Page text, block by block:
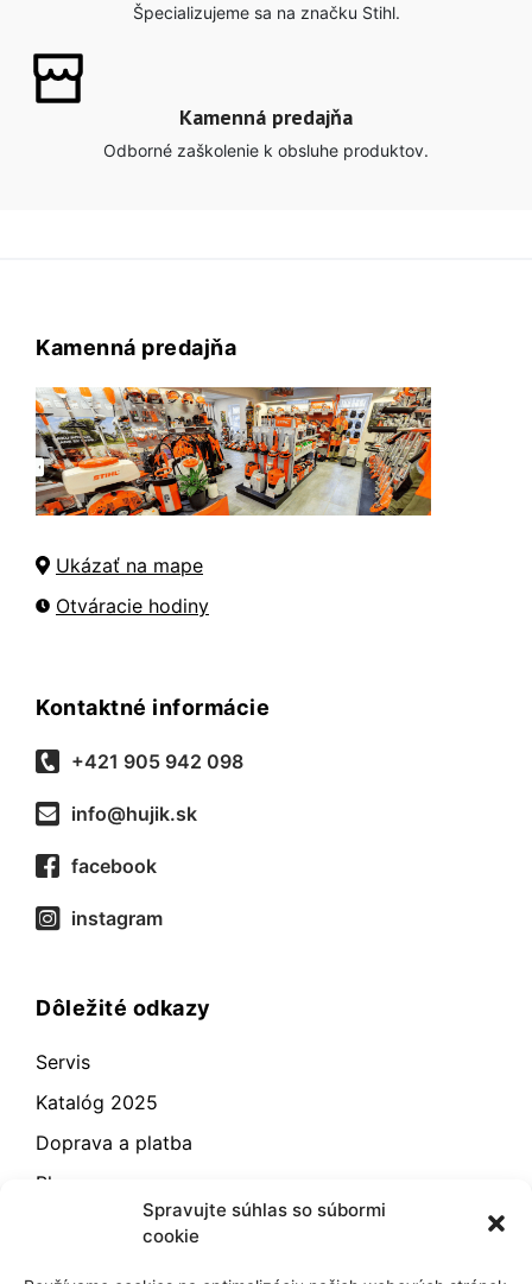
Spravujte súhlas so súbormi
cookie
Špecializujeme sa na značku Stihl.
Kamenná predajňa
Odborné zaškolenie k obsluhe produktov.
Kamenná predajňa
Ukázať na mape
Otváracie hodiny
Kontaktné informácie
+421 905 942 098
info@hujik.sk
facebook
instagram
Dôležité odkazy
Servis
Katalóg 2025
Doprava a platba
Blog